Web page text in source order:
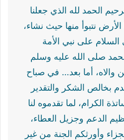
الحمد لله الذي جعلنا
نتبوأ منها حيث نشاء،
السلام على نبي الأمة
صلى الله عليه وسلم
أما بعد… في صباح
بخالص الشكر والتقدير
الكرام، لما تقدموه لنا
الدعم وجزيل العطاء،
وأورثكم الجنة من غير